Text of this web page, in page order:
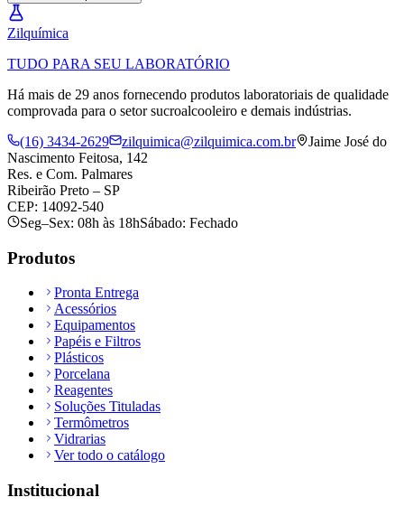
Zilquímica
TUDO PARA SEU LABORATÓRIO
Há mais de 29 anos fornecendo produtos laboratoriais de qualidade
comprovada para o setor sucroalcooleiro e demais indústrias.
(16) 3434-2629
zilquimica@zilquimica.com.br
Jaime José do
Nascimento Feitosa, 142
Res. e Com. Palmares
Ribeirão Preto – SP
CEP: 14092-540
Seg–Sex: 08h às 18hSábado: Fechado
Produtos
Pronta Entrega
Acessórios
Equipamentos
Papéis e Filtros
Plásticos
Porcelana
Reagentes
Soluções Tituladas
Termômetros
Vidrarias
Ver todo o catálogo
Institucional